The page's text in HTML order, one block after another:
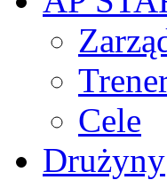
Cele
Drużyny